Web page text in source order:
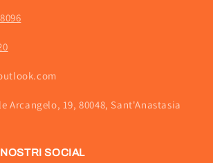
Arcangelo, 19, 80048, Sant'Anastasia
SOCIAL